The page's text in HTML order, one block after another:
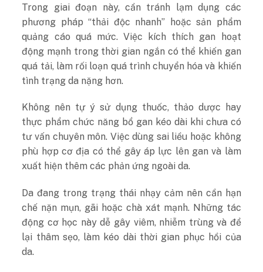
Trong giai đoạn này, cần tránh lạm dụng các
phương pháp “thải độc nhanh” hoặc sản phẩm
quảng cáo quá mức. Việc kích thích gan hoạt
động mạnh trong thời gian ngắn có thể khiến gan
quá tải, làm rối loạn quá trình chuyển hóa và khiến
tình trạng da nặng hơn.
Không nên tự ý sử dụng thuốc, thảo dược hay
thực phẩm chức năng bổ gan kéo dài khi chưa có
tư vấn chuyên môn. Việc dùng sai liều hoặc không
phù hợp cơ địa có thể gây áp lực lên gan và làm
xuất hiện thêm các phản ứng ngoài da.
Da đang trong trạng thái nhạy cảm nên cần hạn
chế nặn mụn, gãi hoặc chà xát mạnh. Những tác
động cơ học này dễ gây viêm, nhiễm trùng và để
lại thâm sẹo, làm kéo dài thời gian phục hồi của
da.